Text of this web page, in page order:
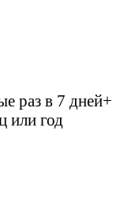
раз в 7 дней+
или год